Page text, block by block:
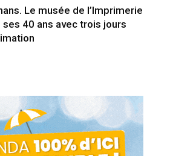
Le musée de l’Imprimerie
40 ans avec trois jours